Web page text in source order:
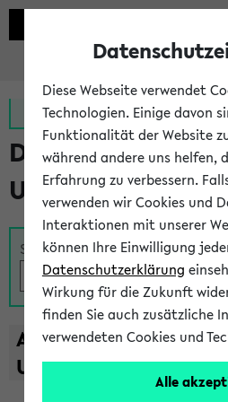
Zur MeineUni App
Das Lehrangebot
Universität
Suche
A B C D E F G H I J K L
U
V W X
Diese Webseite verwendet
Technologien. Einige davon
Funktionalität der Website
während andere uns helfen,
Erfahrung zu verbessern.
verwenden wir Cookies und
Interaktionen mit unserer
können Ihre Einwilligung
Datenschutzerklärung
Wirkung für die Zukunft
finden Sie auch zusätzliche
verwendeten Cookies und
Alle